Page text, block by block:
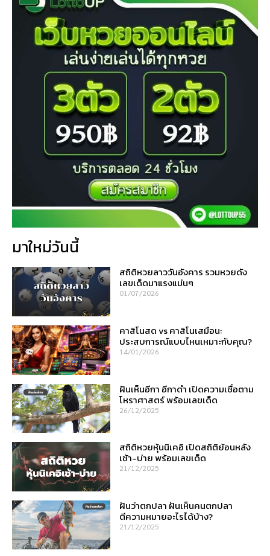
มาใหม่วันนี้
สถิติหวยลาววันอังคาร รวมหวยดัง
เลขเด็ดมาแรงแม่นๆ
01/07/2026
คาสิโนสด vs คาสิโนเสมือน:
ประสบการณ์แบบไหนเหมาะกับคุณ?
14/01/2026
ฝันเห็นอีกา อีกาดำ เปิดความเชื่อตาม
โหราศาสตร์ พร้อมเลขเด็ด
26/12/2025
สถิติหวยหุ้นนิเคอิ เปิดสถิติย้อนหลัง
เช้า-บ่าย พร้อมเลขเด็ด
21/12/2025
ฝันว่าตกปลา ฝันเห็นคนตกปลา
ตีความหมายอะไรได้บ้าง?
21/12/2025